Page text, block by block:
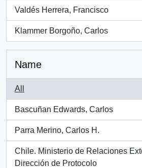
Valdés Herrera, Francisco
, 1 results
Klammer Borgoño, Carlos
, 1 results
Name
All
Bascuñan Edwards, Carlos
, 1 results
Parra Merino, Carlos H.
, 1 results
Chile. Ministerio de Relaciones
Dirección de Protocolo
, 1 results